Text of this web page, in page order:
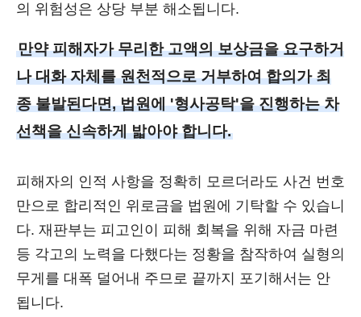
의 위험성은 상당 부분 해소됩니다.
만약 피해자가 무리한 고액의 보상금을 요구하거
나 대화 자체를 원천적으로 거부하여 합의가 최
종 불발된다면, 법원에 '형사공탁'을 진행하는 차
선책을 신속하게 밟아야 합니다.
피해자의 인적 사항을 정확히 모르더라도 사건 번호
만으로 합리적인 위로금을 법원에 기탁할 수 있습니
다. 재판부는 피고인이 피해 회복을 위해 자금 마련
등 각고의 노력을 다했다는 정황을 참작하여 실형의
무게를 대폭 덜어내 주므로 끝까지 포기해서는 안
됩니다.